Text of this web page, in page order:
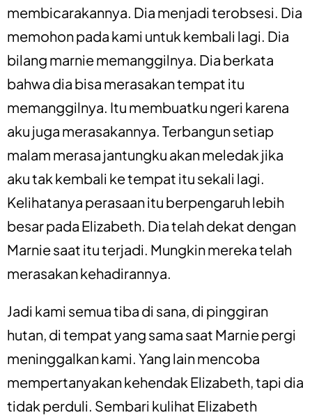
membicarakannya. Dia menjadi terobsesi. Dia
memohon pada kami untuk kembali lagi. Dia
bilang marnie memanggilnya. Dia berkata
bahwa dia bisa merasakan tempat itu
memanggilnya. Itu membuatku ngeri karena
aku juga merasakannya. Terbangun setiap
malam merasa jantungku akan meledak jika
aku tak kembali ke tempat itu sekali lagi.
Kelihatanya perasaan itu berpengaruh lebih
besar pada Elizabeth. Dia telah dekat dengan
Marnie saat itu terjadi. Mungkin mereka telah
merasakan kehadirannya.
Jadi kami semua tiba di sana, di pinggiran
hutan, di tempat yang sama saat Marnie pergi
meninggalkan kami. Yang lain mencoba
mempertanyakan kehendak Elizabeth, tapi dia
tidak perduli. Sembari kulihat Elizabeth